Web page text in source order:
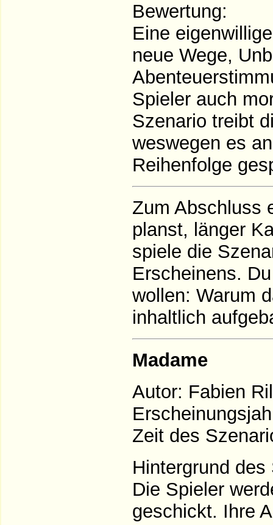
Bewertung:
Eine
neue Wege,
Spieler auch
Szenario treibt
weswegen es
Reihenfolge
Zum Abschluss
planst, länger
spiele die
Erscheinens.
wollen: Warum
inhaltlich
Madame
Autor: Fabien
Zeit des
Hintergrund des
Die Spieler
geschickt. Ihre